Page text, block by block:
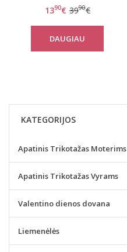
Bralette
1390€ 3990€
DAUGIAU
KATEGORIJOS
Apatinis Trikotažas Moterims
Apatinis Trikotažas Vyrams
Valentino dienos dovana
Liemenėlės